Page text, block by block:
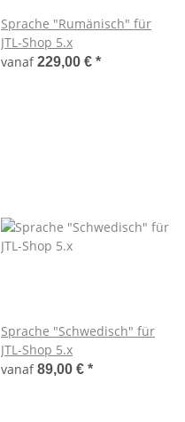
Sprache "Rumänisch" für
JTL-Shop 5.x
vanaf229,00 € *
Sprache "Schwedisch" für
JTL-Shop 5.x
vanaf89,00 € *